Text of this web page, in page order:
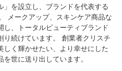
」を設立し、ブランドを代表する
メークアップ、スキンケア商品な
し、トータルビューティブランド
り続けています。 創業者クリスチ
しく輝かせたい、より幸せにした
世に送り出しています。